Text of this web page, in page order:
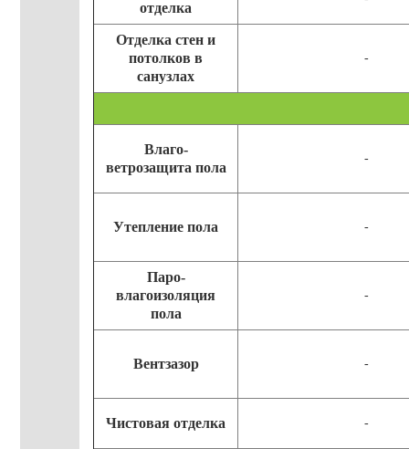
отделка
Отделка стен и
потолков в
санузлах
-
Влаго-
ветрозащита пола
-
Утепление пола -
Паро-
влагоизоляция
пола
-
Вентзазор -
Чистовая отделка -